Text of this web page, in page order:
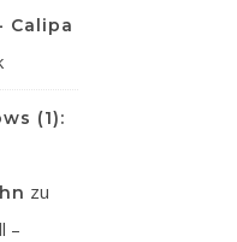
Calipa
(1):
zu
–